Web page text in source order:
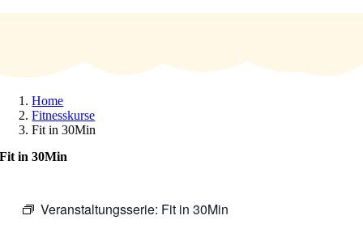
Home
Fitnesskurse
Fit in 30Min
Fit in 30Min
Veranstaltungsserie: Fit in 30Min